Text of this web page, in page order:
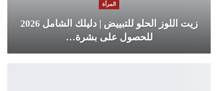
المرأة
زيت اللوز الحلو للتبييض | دليلك الشامل 2026
للحصول على بشرة…